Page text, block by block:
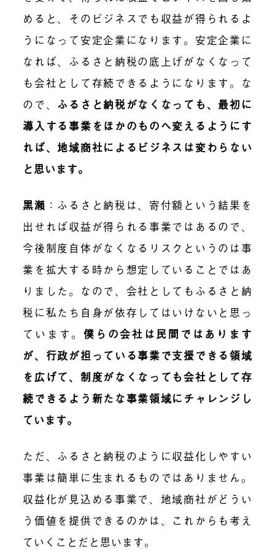
めると、そのビジネスでも収益が得られるよ
うになって安定企業になります。安定企業に
なれば、ふるさと納税の底上げがなくなって
も会社として存続できるようになります。な
ので、 ふるさと納税がなくなっても、最初に
導入する事業をほかのものへ変えるようにす
れば、地域商社によるビジネスは変わらない
と思います。
黒瀬 ：ふるさと納税は、寄付額という結果を
出せれば収益が得られる事業ではあるので、
今後制度自体がなくなるリスクというのは事
業を拡大する時から想定していることではあ
りました。なので、会社としてもふるさと納
税に私たち自身が依存してはいけないと思っ
ています。僕らの会社は民間ではあります
が、行政が担っている事業で支援できる領域
を広げて、制度がなくなっても会社として存
続できるよう新たな事業領域にチャレンジし
ています。
ただ、ふるさと納税のように収益化しやすい
事業は簡単に生まれるものではありません。
収益化が見込める事業で、地域商社がどうい
う価値を提供できるのかは、これからも考え
ていくことだと思います。